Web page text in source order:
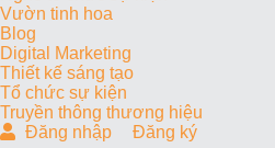
Vườn tinh hoa
Blog
Digital Marketing
Thiết kế sáng tạo
Tổ chức sự kiện
Truyền thông thương hiệu
Đăng nhập
Đăng ký